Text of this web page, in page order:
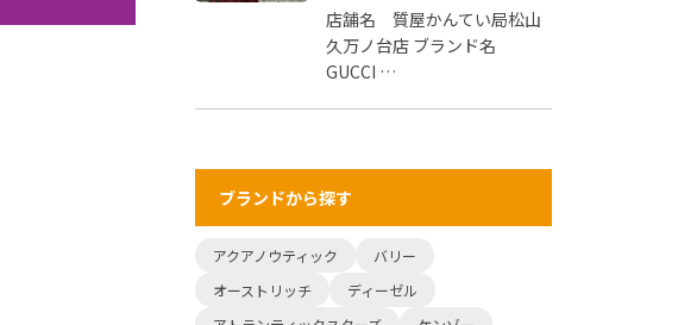
店舗名 質屋かんてい局松山
久万ノ台店 ブランド名
GUCCI …
ブランドから探す
アクアノウティック
バリー
オーストリッチ
ディーゼル